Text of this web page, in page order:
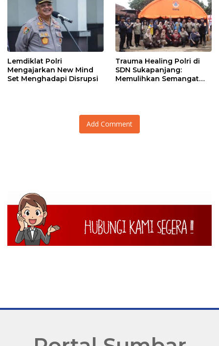
Lemdiklat Polri
Mengajarkan New Mind
Set Menghadapi Disrupsi
Trauma Healing Polri di
SDN Sukapanjang:
Memulihkan Semangat
Add Comment